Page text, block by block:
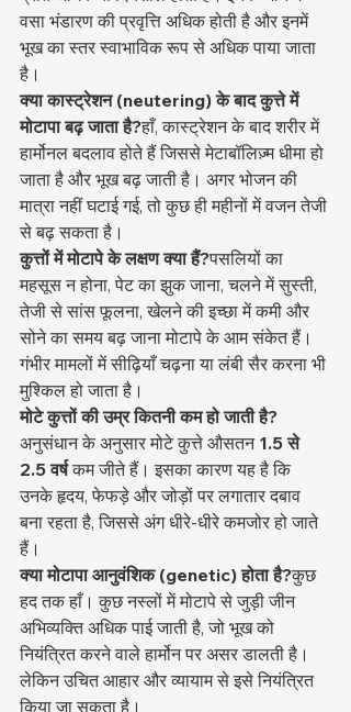
वसा भंडारण की प्रवृत्ति अधिक होती है और इनमें
भूख का स्तर स्वाभाविक रूप से अधिक पाया जाता
है।
क्या कास्ट्रेशन (neutering) के बाद कुत्ते में
मोटापा बढ़ जाता है?हाँ, कास्ट्रेशन के बाद शरीर में
हार्मोनल बदलाव होते हैं जिससे मेटाबॉलिज़्म धीमा हो
जाता है और भूख बढ़ जाती है। अगर भोजन की
मात्रा नहीं घटाई गई, तो कुछ ही महीनों में वजन तेजी
से बढ़ सकता है।
कुत्तों में मोटापे के लक्षण क्या हैं?पसलियों का
महसूस न होना, पेट का झुक जाना, चलने में सुस्ती,
तेजी से सांस फूलना, खेलने की इच्छा में कमी और
सोने का समय बढ़ जाना मोटापे के आम संकेत हैं।
गंभीर मामलों में सीढ़ियाँ चढ़ना या लंबी सैर करना भी
मुश्किल हो जाता है।
मोटे कुत्तों की उम्र कितनी कम हो जाती है?
अनुसंधान के अनुसार मोटे कुत्ते औसतन 1.5 से
2.5 वर्ष कम जीते हैं। इसका कारण यह है कि
उनके हृदय, फेफड़े और जोड़ों पर लगातार दबाव
बना रहता है, जिससे अंग धीरे-धीरे कमजोर हो जाते
हैं।
क्या मोटापा आनुवंशिक (genetic) होता है?कुछ
हद तक हाँ। कुछ नस्लों में मोटापे से जुड़ी जीन
अभिव्यक्ति अधिक पाई जाती है, जो भूख को
नियंत्रित करने वाले हार्मोन पर असर डालती है।
लेकिन उचित आहार और व्यायाम से इसे नियंत्रित
किया जा सकता है।